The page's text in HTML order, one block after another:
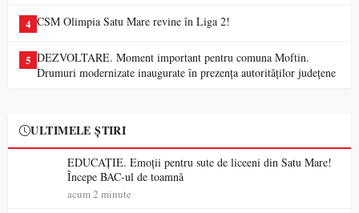
4 CSM Olimpia Satu Mare revine în Liga 2!
5 DEZVOLTARE. Moment important pentru comuna Moftin.
Drumuri modernizate inaugurate în prezența autorităților județene
ULTIMELE ȘTIRI
EDUCAȚIE. Emoții pentru sute de liceeni din Satu Mare!
Începe BAC-ul de toamnă
acum 2 minute